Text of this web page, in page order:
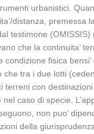
urbanistici.
distanza, premessa
testimone (OMISSIS)
che la continuita’
condizione fisica
che tra i due lotti
terreni con
caso di specie.
non puo’
della